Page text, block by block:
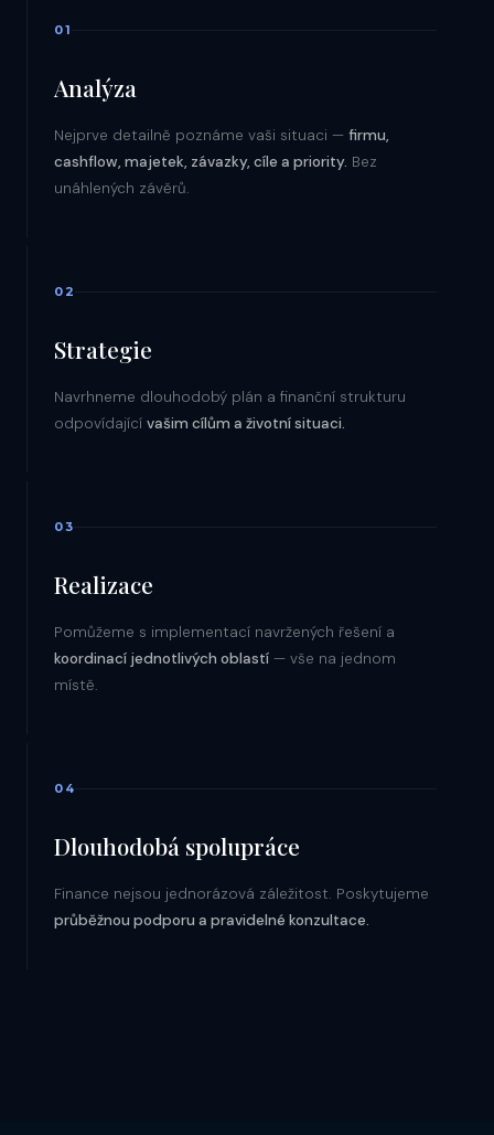
01
Analýza
Nejprve detailně poznáme vaši situaci — firmu,
cashflow, majetek, závazky, cíle a priority. Bez
unáhlených závěrů.
02
Strategie
Navrhneme dlouhodobý plán a finanční strukturu
odpovídající vašim cílům a životní situaci.
03
Realizace
Pomůžeme s implementací navržených řešení a
koordinací jednotlivých oblastí — vše na jednom
místě.
04
Dlouhodobá spolupráce
Finance nejsou jednorázová záležitost. Poskytujeme
průběžnou podporu a pravidelné konzultace.